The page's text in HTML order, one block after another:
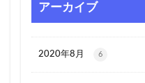
アーカイブ
2020年8月 6